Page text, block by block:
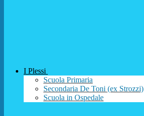
I Plessi
Scuola Primaria
Secondaria De Toni (ex Strozzi)
Scuola in Ospedale